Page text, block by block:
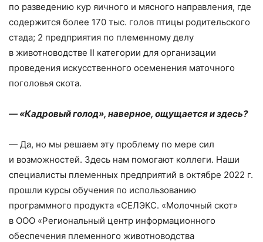
по разведению кур яичного и мясного направления, где
содержится более 170 тыс. голов птицы родительского
стада; 2 предприятия по племенному делу
в животноводстве II категории для организации
проведения искусственного осеменения маточного
поголовья скота.
— «Кадровый голод», наверное, ощущается и здесь?
— Да, но мы решаем эту проблему по мере сил
и возможностей. Здесь нам помогают коллеги. Наши
специалисты племенных предприятий в октябре 2022 г.
прошли курсы обучения по использованию
программного продукта «СЕЛЭКС. «Молочный скот»
в ООО «Региональный центр информационного
обеспечения племенного животноводства